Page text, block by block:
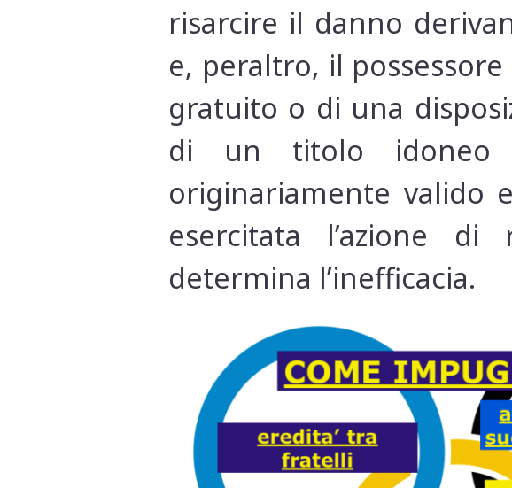
risarcire il danno
e, peraltro, il
gratuito o di una
di un titolo idoneo
originariamente valido
esercitata l’azione
determina l’inefficacia.